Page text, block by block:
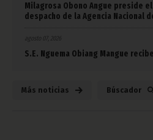
Milagrosa Obono Angue preside
despacho de la Agencia Nacional
agosto 07, 2026
S.E. Nguema Obiang Mangue
Más noticias Búscador